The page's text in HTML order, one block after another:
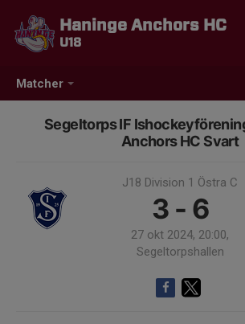
Matcher
Haninge Anchors HC
U18
Segeltorps IF
Anchors HC Svart
J18 Division 1 Östra C
3 - 6
27 okt 2024, 20:00,
Segeltorpshallen